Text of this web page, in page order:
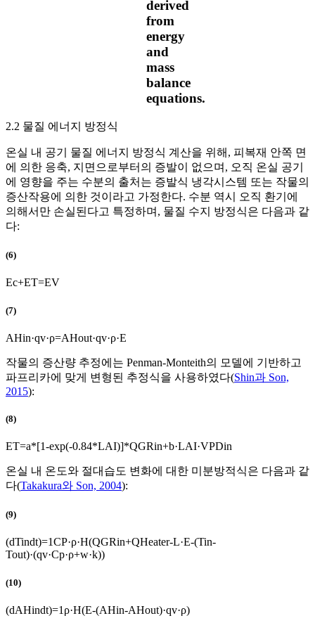
derived
from
energy
and
mass
balance
equations.
2.2 물질 에너지 방정식
온실 내 공기 물질 에너지 방정식 계산을 위해, 피복재 안쪽 면
에 의한 응축, 지면으로부터의 증발이 없으며, 오직 온실 공기
에 영향을 주는 수분의 출처는 증발식 냉각시스템 또는 작물의
증산작용에 의한 것이라고 가정한다. 수분 역시 오직 환기에
의해서만 손실된다고 특정하며, 물질 수지 방정식은 다음과 같
다:
(6)
Ec+ET=EV
(7)
AHin·qv·ρ=AHout·qv·ρ·E
작물의 증산량 추정에는 Penman-Monteith의 모델에 기반하고
파프리카에 맞게 변형된 추정식을 사용하였다(Shin과 Son,
2015):
(8)
ET=a*[1-exp(-0.84*LAI)]*QGRin+b·LAI·VPDin
온실 내 온도와 절대습도 변화에 대한 미분방적식은 다음과 같
다(Takakura와 Son, 2004):
(9)
(dTindt)=1CP·ρ·H(QGRin+QHeater-L·E-(Tin-
Tout)·(qv·Cp·ρ+w·k))
(10)
(dAHindt)=1 ρ·H(E-(AHin-AHout)·qv·ρ)